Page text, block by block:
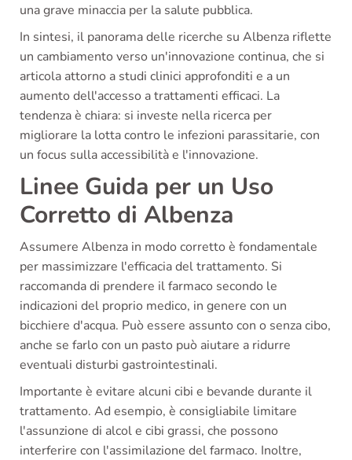
una grave minaccia per la salute pubblica.
In sintesi, il panorama delle ricerche su Albenza riflette
un cambiamento verso un'innovazione continua, che si
articola attorno a studi clinici approfonditi e a un
aumento dell'accesso a trattamenti efficaci. La
tendenza è chiara: si investe nella ricerca per
migliorare la lotta contro le infezioni parassitarie, con
un focus sulla accessibilità e l'innovazione.
Linee Guida per un Uso
Corretto di Albenza
Assumere Albenza in modo corretto è fondamentale
per massimizzare l'efficacia del trattamento. Si
raccomanda di prendere il farmaco secondo le
indicazioni del proprio medico, in genere con un
bicchiere d'acqua. Può essere assunto con o senza cibo,
anche se farlo con un pasto può aiutare a ridurre
eventuali disturbi gastrointestinali.
Importante è evitare alcuni cibi e bevande durante il
trattamento. Ad esempio, è consigliabile limitare
l'assunzione di alcol e cibi grassi, che possono
interferire con l'assimilazione del farmaco. Inoltre,